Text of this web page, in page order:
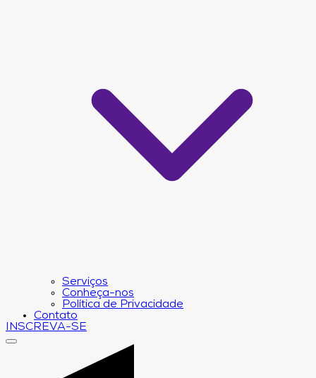
Serviços
Conheça-nos
Política de Privacidade
Contato
INSCREVA-SE